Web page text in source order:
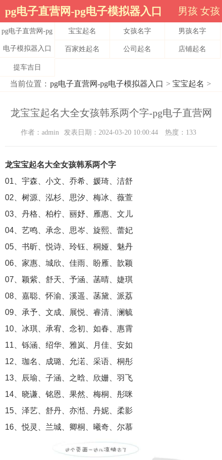
pg电子直营网-pg电子模拟器入口 男孩 女孩
pg电子直营网-pg
电子模拟器入口
宝宝起名 女孩名字 男孩名字
百家姓起名 公司起名 店铺起名
提车吉日
当前位置： pg电子直营网-pg电子模拟器入口 > 宝宝起名 >
龙宝宝起名大全女孩韩系两个字-pg电子直营网
作者：admin 发表日期：2024-03-20 10:00:44 热度：133
龙宝宝起名大全女孩韩系两个字
01、宇森、小文、乔希、媛琦、洁舒
02、树源、泓杉、思汐、梅冰、薇萱
03、丹格、柏柠、丽妤、雁惠、文儿
04、艺鸣、承念、思岑、旋熙、蕾妃
05、书昕、悦诗、玲钰、桐娅、魅丹
06、家惠、城欣、佳雨、盼雁、歆颖
07、颖紫、舒天、予涵、菡晴、婕琪
08、嘉聪、怀渝、溪遥、菡黛、派荔
09、承予、文成、展悦、睿清、澜毓
10、冰琪、承宥、念初、如春、惠霄
11、铄涵、绍华、雅岚、月佳、安如
12、珈名、成璐、允渃、采语、桐彤
13、辰瑜、子涵、之晗、欣姗、羽飞
14、晓谦、铭恩、果然、梅桐、彤咪
15、泽艺、舒丹、亦湉、丹妮、柔影
16、悦灵、兰城、卿桐、曦奇、尔慕